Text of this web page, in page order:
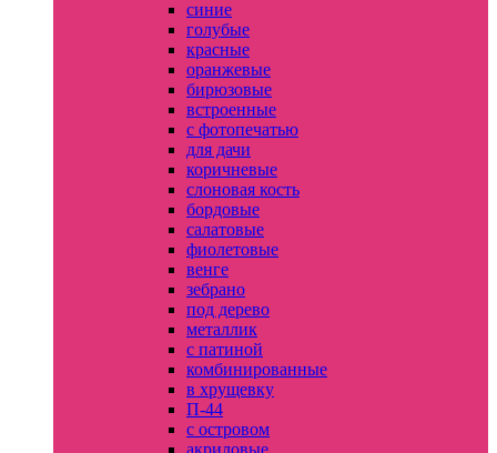
синие
голубые
красные
оранжевые
бирюзовые
встроенные
с фотопечатью
для дачи
коричневые
слоновая кость
бордовые
салатовые
фиолетовые
венге
зебрано
под дерево
металлик
с патиной
комбинированные
в хрущевку
П-44
с островом
акриловые